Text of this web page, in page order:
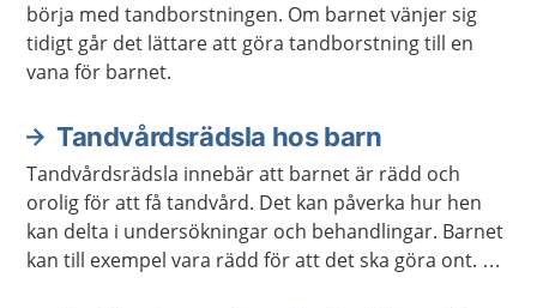
börja med tandborstningen. Om barnet vänjer sig
tidigt går det lättare att göra tandborstning till en
vana för barnet.
Tandvårdsrädsla hos barn
Tandvårdsrädsla innebär att barnet är rädd och
orolig för att få tandvård. Det kan påverka hur hen
kan delta i undersökningar och behandlingar. Barnet
kan till exempel vara rädd för att det ska göra ont. Ni